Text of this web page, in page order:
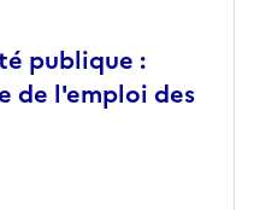
publique :
de l'emploi des